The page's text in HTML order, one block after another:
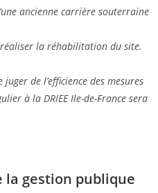
ancienne carrière souterraine
réaliser la réhabilitation du site.
de l’efficience des mesures
à la DRIEE Ile-de-France sera
la gestion publique